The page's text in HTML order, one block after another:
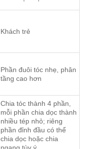
Khách trẻ
Phần đuôi tóc nhẹ, phân
tầng cao hơn
Chia tóc thành 4 phần,
mỗi phần chia dọc thành
nhiều tép nhỏ; riêng
phần đỉnh đầu có thể
chia dọc hoặc chia